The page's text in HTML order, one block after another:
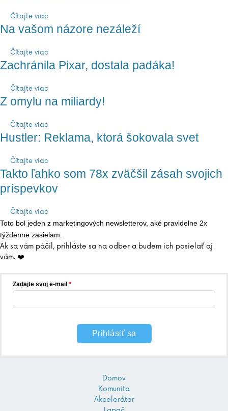
Čítajte viac
Na vašom názore nezáleží
Čítajte viac
Zachránila Pixar, dostala padáka!
Čítajte viac
Z omylu na miliardy!
Čítajte viac
Hustler: Reklama, ktorá šokovala svet
Čítajte viac
Takto ľahko som 78x zväčšil zásah svojich
príspevkov
Čítajte viac
Toto bol jeden z marketingových newsletterov, aké pravidelne 2x
týždenne zasielam.
Ak sa vám páčil, prihláste sa na odber a budem ich posielať aj
vám. ❤️
Zadajte svoj e-mail
Prihlásiť sa
Domov
Komunita
Akcelerátor